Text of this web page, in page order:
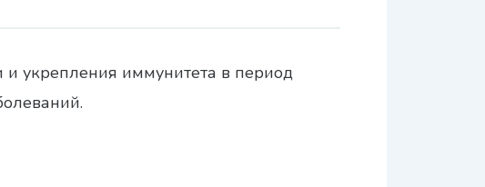
укрепления иммунитета в период